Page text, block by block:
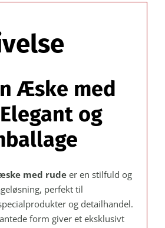
Æske med
og
med rudeer en stilfuld og
perfekt til
og detailhandel.
form giver et eksklusivt